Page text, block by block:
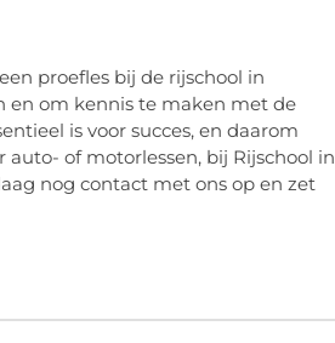
proefles bij de rijschool in
en om kennis te maken met de
is voor succes, en daarom
of motorlessen, bij Rijschool in
nog contact met ons op en zet